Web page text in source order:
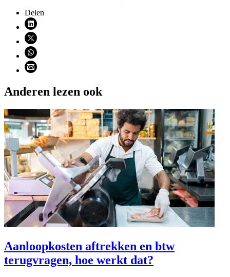
Delen
Deel via LinkedIn (opent nieuw venster)
Deel via X (opent nieuw venster)
Deel via WhatsApp (opent WhatsApp)
Deel via email (opent email programma)
Anderen lezen ook
Aanloopkosten aftrekken en btw
terugvragen, hoe werkt dat?